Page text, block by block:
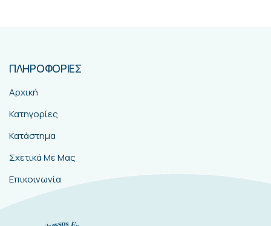
ΠΛΗΡΟΦΟΡΙΕΣ
Αρχική
Κατηγορίες
Κατάστημα
Σχετικά Με Μας
Επικοινωνία